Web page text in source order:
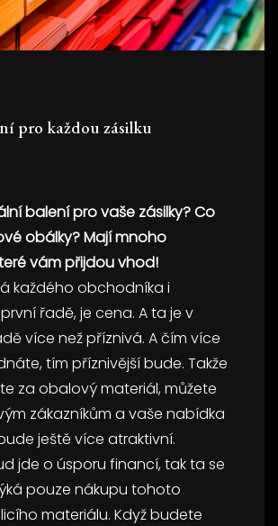
pro každou zásilku
balení pro vaše zásilky? Co
obálky? Mají mnoho
vám přijdou vhod!
každého obchodníka i
řadě, je cena. A ta je v
více než příznivá. A čím více
tím příznivější bude. Takže
za obalový materiál, můžete
zákazníkům a vaše nabídka
ještě více atraktivní.
jde o úsporu financí, tak ta se
pouze nákupu tohoto
materiálu. Když budete